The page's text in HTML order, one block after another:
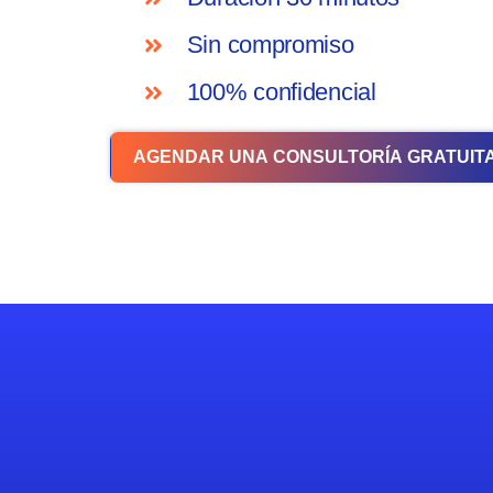
Sin compromiso
100% confidencial
AGENDAR UNA CONSULTORÍA